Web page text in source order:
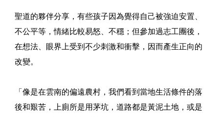
聖道的夥伴分享，有些孩子因為覺得自己被強迫安置、
不公平等，情緒比較易怒、不穩；但參加過志工團後，
在想法、眼界上受到不少刺激和衝擊，因而產生正向的
改變。
「像是在雲南的偏遠農村，我們看到當地生活條件的落
後和艱苦，上廁所是用茅坑，道路都是黃泥土地，或是